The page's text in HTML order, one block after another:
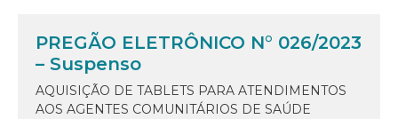
PREGÃO ELETRÔNICO N° 026/2023
– Suspenso
AQUISIÇÃO DE TABLETS PARA ATENDIMENTOS
AOS AGENTES COMUNITÁRIOS DE SAÚDE